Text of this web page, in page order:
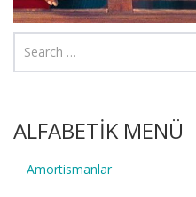
ALFABETİK MENÜ
Amortismanlar